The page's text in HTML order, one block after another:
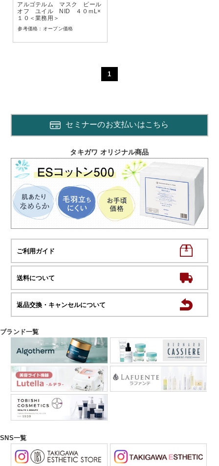
アルゴテルム マスク ピール
オフ ユイル NID ４０ｍL×
１０＜業務用＞
オープン価格
1
セミナーのお支払いはこちら
タキガワ オリジナル商品
ご利用ガイド
送料について
返品交換・キャンセルについて
ブランド一覧
SNS一覧